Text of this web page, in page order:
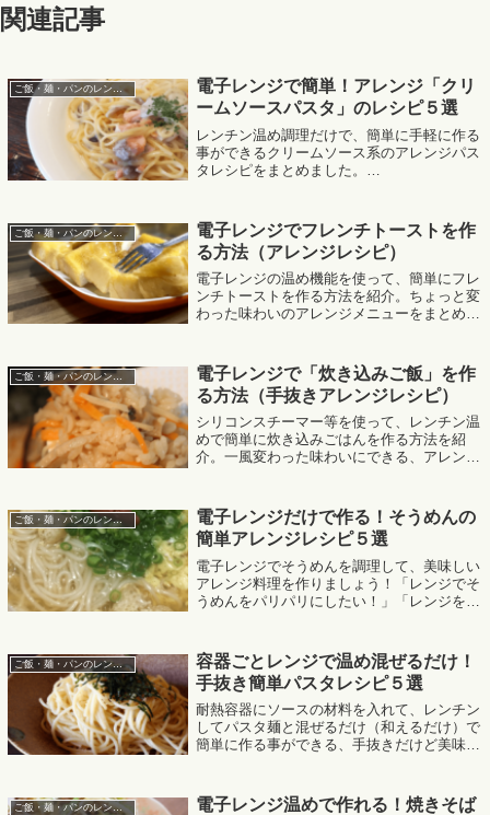
関連記事
ご飯・麺・パンのレンジレシピ
電子レンジで簡単！アレンジ「クリ
ームソースパスタ」のレシピ５選
レンチン温め調理だけで、簡単に手軽に作る
事ができるクリームソース系のアレンジパス
タレシピをまとめました。
電子レンジでフレンチトーストを作
る方法（アレンジレシピ）
電子レンジの温め機能を使って、簡単にフレ
ンチトーストを作る方法を紹介。ちょっと変
わった味わいのアレンジメニューをまとめま
ご飯・麺・パンのレンジレシピ
電子レンジで「炊き込みご飯」を作
る方法（手抜きアレンジレシピ）
シリコンスチーマー等を使って、レンチン温
めで簡単に炊き込みごはんを作る方法を紹
介。一風変わった味わいにできる、アレンジ
return{...
ご飯・麺・パンのレンジレシピ
電子レンジだけで作る！そうめんの
簡単アレンジレシピ５選
電子レンジでそうめんを調理して、美味しい
アレンジ料理を作りましょう！「レンジでそ
うめんをパリパリにしたい！」「レンジを使
MafRakutenWidgetPara...
容器ごとレンジで温め混ぜるだけ！
手抜き簡単パスタレシピ５選
耐熱容器にソースの材料を入れて、レンチン
してパスタ麺と混ぜるだけ（和えるだけ）で
簡単に作る事ができる、手抜きだけど美味し
siz...
ご飯・麺・パンのレンジレシピ
電子レンジ温めで作れる！焼きそば